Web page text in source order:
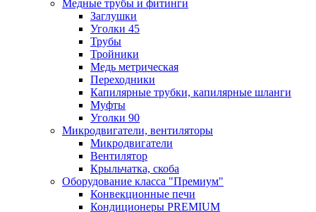
Медные трубы и фитинги
Заглушки
Уголки 45
Трубы
Тройники
Медь метрическая
Переходники
Капилярные трубки, капилярные шланги
Муфты
Уголки 90
Микродвигатели, вентиляторы
Микродвигатели
Вентилятор
Крыльчатка, скоба
Оборудование класса "Премиум"
Конвекционные печи
Кондиционеры PREMIUM